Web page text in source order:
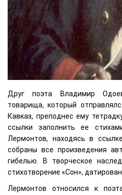
Друг поэта Владимир
товарища, который
Кавказ, преподнес ему
ссылки заполнить ее
Лермонтов, находясь в
собраны все произведения
гибелью. В творческое
стихотворение «Сон»,
Лермонтов относился к